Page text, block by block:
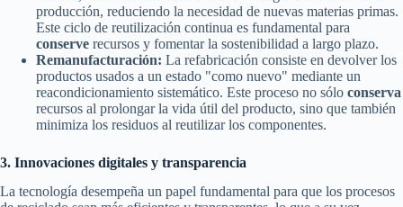
producción, reduciendo la necesidad de nuevas materias primas.
Este ciclo de reutilización continua es fundamental para
conserve recursos y fomentar la sostenibilidad a largo plazo.
Remanufacturación: La refabricación consiste en devolver los
productos usados a un estado "como nuevo" mediante un
reacondicionamiento sistemático. Este proceso no sólo conserva
recursos al prolongar la vida útil del producto, sino que también
minimiza los residuos al reutilizar los componentes.
3. Innovaciones digitales y transparencia
La tecnología desempeña un papel fundamental para que los procesos